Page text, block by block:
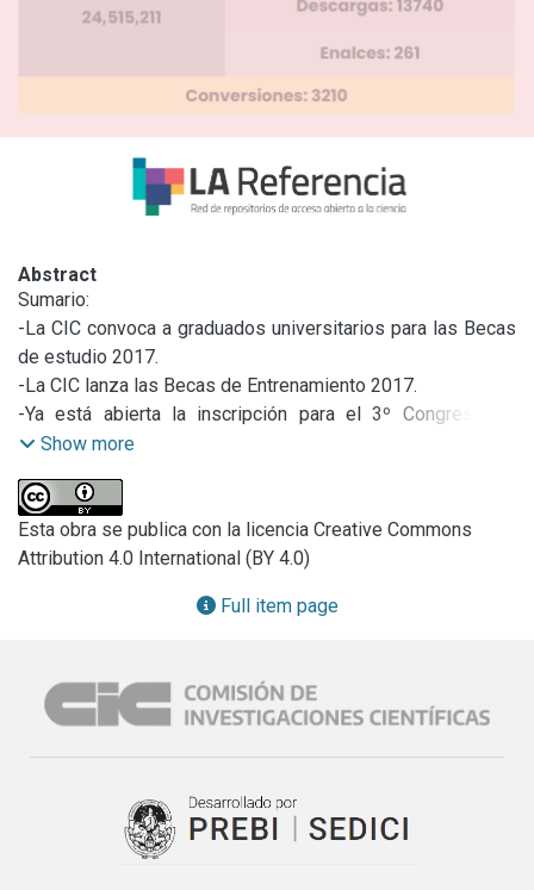
Abstract
Sumario:
-La CIC convoca a graduados universitarios para las Becas
de estudio 2017.
-La CIC lanza las Becas de Entrenamiento 2017.
-Ya está abierta la inscripción para el 3º Congreso de
Ciencia y Tecnología organizado por la CIC.
-Prórroga en convocatoria a Proyectos de Investigación y
Desarrollo Científico y Tecnológico. -Weber: “queremos
minimizar los riesgos asociados de los herbicidas”.
-Diputado provincial, Juan Cocino visito el IMBICE.
Públicas.
Show more
Esta obra se publica con la licencia Creative Commons
Attribution 4.0 International (BY 4.0)
Full item page